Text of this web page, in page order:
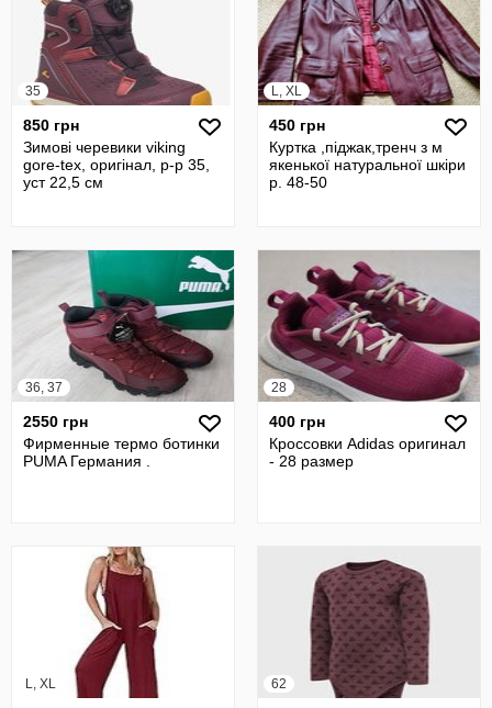
35
850 грн
Зимові черевики viking
gore-tex, оригінал, р-р 35,
уст 22,5 см
L, XL
450 грн
Куртка ,піджак,тренч з м
якенької натуральної шкіри
р. 48-50
36, 37
2550 грн
Фирменные термо ботинки
PUMA Германия .
28
400 грн
Кроссовки Adidas оригинал
- 28 размер
L, XL 62